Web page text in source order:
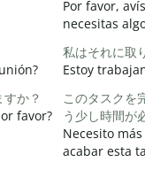
Por favor,
necesitas
私はそれに取
Estoy
か？
favor?
このタスクを
う少し時間が
Necesito
acabar esta